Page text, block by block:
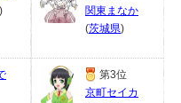
)
関東まなか
(茨城県)
第3位
京町セイカ